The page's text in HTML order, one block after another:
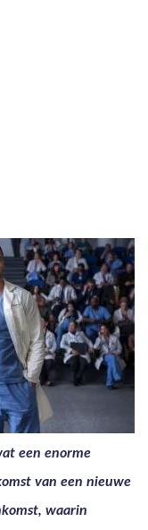
een enorme
van een nieuwe
waarin